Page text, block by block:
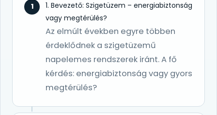
1
1. Bevezető: Szigetüzem – energiabiztonság
vagy megtérülés?
Az elmúlt években egyre többen
érdeklődnek a szigetüzemű
napelemes rendszerek iránt. A fő
kérdés: energiabiztonság vagy gyors
megtérülés?